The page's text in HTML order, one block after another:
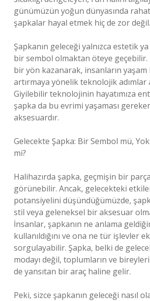
günümüzün yoğun dünyasında
şapkalar hayal etmek hiç de zor değil.
Şapkanın geleceği yalnızca estetik
bir sembol olmaktan öteye geçebilir.
bir yön kazanarak, insanların
artırmaya yönelik teknolojik adımlar
Giyilebilir teknolojinin hayatımıza
şapka da bu evrimi yaşaması
aksesuardır.
Gelecekte Şapka: Bir Sembol mü,
mi?
Halihazırda şapka, geçmişin bir
görünebilir. Ancak, gelecekteki
potansiyelini düşündüğümüzde,
stil veya geleneksel bir aksesuar
İnsanlar, şapkanın ne anlama
kullanıldığını ve ona ne tür işlevler
sorgulayabilir. Şapka, belki de
modayı değil, toplumların ve
de yansıtan bir araç haline gelir.
Peki, sizce şapkanın geleceği nasıl